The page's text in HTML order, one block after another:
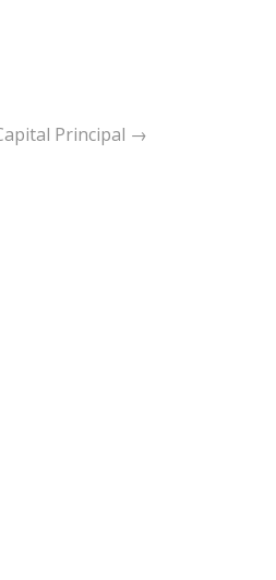
Principal →